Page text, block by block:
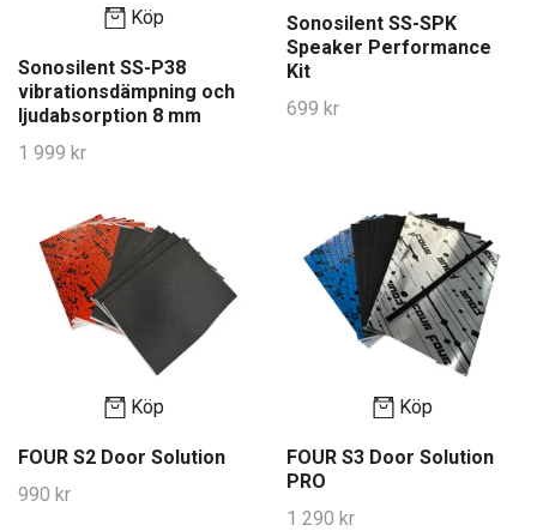
Köp
Sonosilent SS-P38
vibrationsdämpning och
ljudabsorption 8 mm
1 999 kr
Sonosilent SS-SPK
Speaker Performance
Kit
699 kr
Köp
FOUR S2 Door Solution
990 kr
Köp
FOUR S3 Door Solution
PRO
1 290 kr